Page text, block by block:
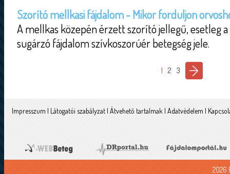
Szorító mellkasi fájdalom - Mikor forduljon
A mellkas közepén érzett szorító jellegű, esetleg
sugárzó fájdalom szívkoszorúér betegség jele.
1 2 3
Impresszum | Látogatói szabályzat | Átvehető tartalmak | Adatvédelem |
2026